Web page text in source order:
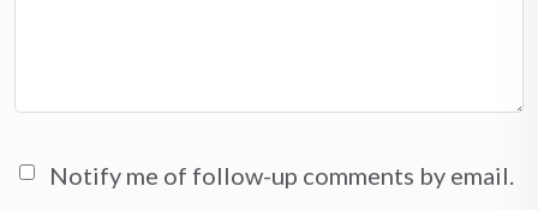
Notify me of follow-up comments by email.